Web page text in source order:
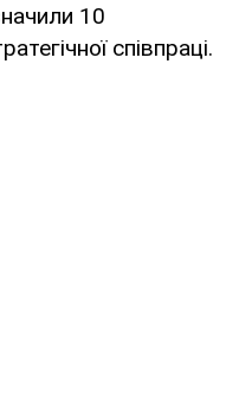
10
співпраці.